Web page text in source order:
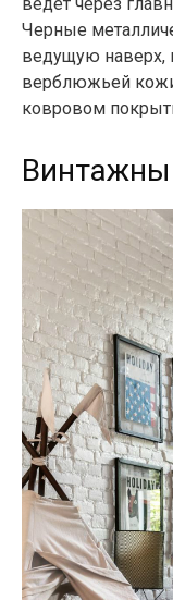
Черные
ведущую
верблюжьей
ковровом